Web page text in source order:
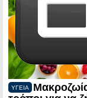
ΥΓΕΙΑ